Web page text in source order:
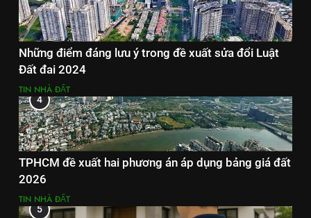
Những điểm đáng lưu ý trong đề xuất sửa đổi Luật
Đất đai 2024
TIN NHÀ ĐẤT
4
TPHCM đề xuất hai phương án áp dụng bảng giá đất
2026
TIN NHÀ ĐẤT
5